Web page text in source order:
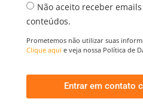
Não aceito receber
conteúdos.
Prometemos não utilizar suas
Clique aqui e veja nossa Política de
Entrar em contato